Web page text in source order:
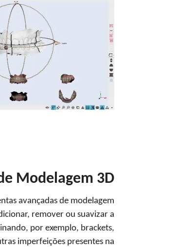
Modelagem 3D
avançadas de modelagem
remover ou suavizar a
por exemplo, brackets,
imperfeições presentes na